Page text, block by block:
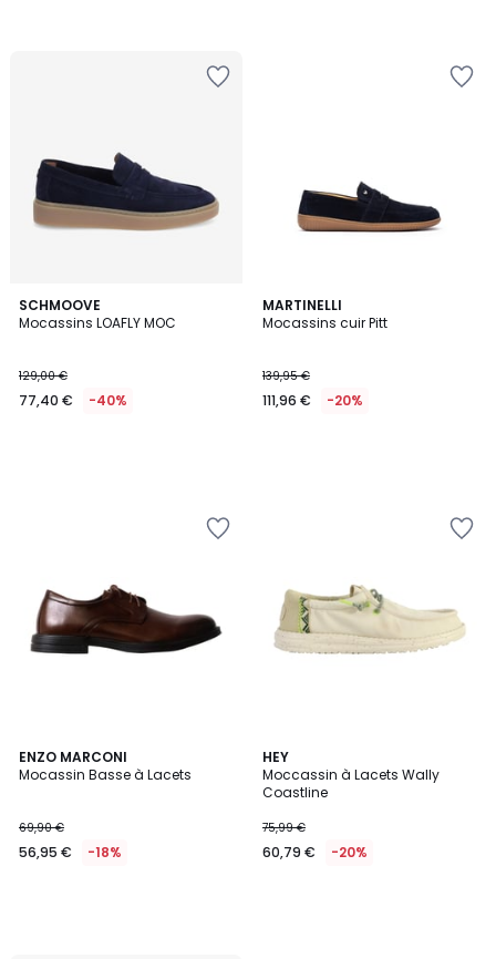
SCHMOOVE
Mocassins LOAFLY MOC
129,00 €
77,40 € -40%
MARTINELLI
Mocassins cuir Pitt
139,95 €
111,96 € -20%
ENZO MARCONI
Mocassin Basse à Lacets
69,90 €
56,95 € -18%
HEY
Moccassin à Lacets Wally
Coastline
75,99 €
60,79 € -20%